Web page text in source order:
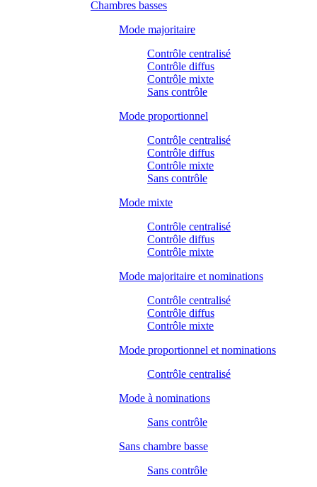
Chambres basses
Mode majoritaire
Contrôle centralisé
Contrôle diffus
Contrôle mixte
Sans contrôle
Mode proportionnel
Contrôle centralisé
Contrôle diffus
Contrôle mixte
Sans contrôle
Mode mixte
Contrôle centralisé
Contrôle diffus
Contrôle mixte
Mode majoritaire et nominations
Contrôle centralisé
Contrôle diffus
Contrôle mixte
Mode proportionnel et nominations
Contrôle centralisé
Mode à nominations
Sans contrôle
Sans chambre basse
Sans contrôle